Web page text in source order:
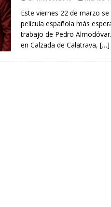
]
Cannes 2024: día 4. ‘Los
Este viernes 22 de marzo
película española más
trabajo de Pedro
en Calzada de Calatrava, […]